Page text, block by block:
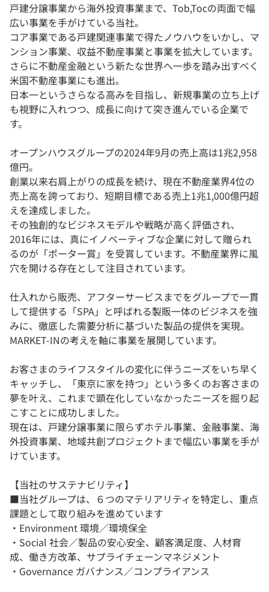
戸建分譲事業から海外投資事業まで、Tob,Tocの両面で幅
広い事業を手がけている当社。
コア事業である戸建関連事業で得たノウハウをいかし、マ
ンション事業、収益不動産事業と事業を拡大しています。
さらに不動産金融という新たな世界へ一歩を踏み出すべく
米国不動産事業にも進出。
日本一というさらなる高みを目指し、新規事業の立ち上げ
も視野に入れつつ、成長に向けて突き進んでいる企業で
す。
オープンハウスグループの2024年9月の売上高は1兆2,958
億円。
創業以来右肩上がりの成長を続け、現在不動産業界4位の
売上高を誇っており、短期目標である売上1兆1,000億円超
えを達成しました。
その独創的なビジネスモデルや戦略が高く評価され、
2016年には、真にイノベーティブな企業に対して贈られ
るのが「ポーター賞」を受賞しています。不動産業界に風
穴を開ける存在として注目されています。
仕入れから販売、アフターサービスまでをグループで一貫
して提供する「SPA」と呼ばれる製販一体のビジネスを強
みに、徹底した需要分析に基づいた製品の提供を実現。
MARKET-INの考えを軸に事業を展開しています。
お客さまのライフスタイルの変化に伴うニーズをいち早く
キャッチし、「東京に家を持つ」という多くのお客さまの
夢を叶え、これまで顕在化していなかったニーズを掘り起
こすことに成功しました。
現在は、戸建分譲事業に限らずホテル事業、金融事業、海
外投資事業、地域共創プロジェクトまで幅広い事業を手が
けています。
【当社のサステナビリティ】
■当社グループは、６つのマテリアリティを特定し、重点
課題として取り組みを進めています
・Environment 環境／環境保全
・Social 社会／製品の安⼼安全、顧客満⾜度、⼈材育
成、働き⽅改⾰、サプライチェーンマネジメント
・Governance ガバナンス／コンプライアンス